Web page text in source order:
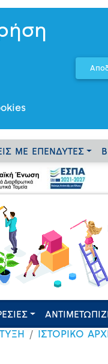
ΜΕ ΕΠΕΝΔΥΤΕΣ
ΙΣΤΟΡΙΚΟ